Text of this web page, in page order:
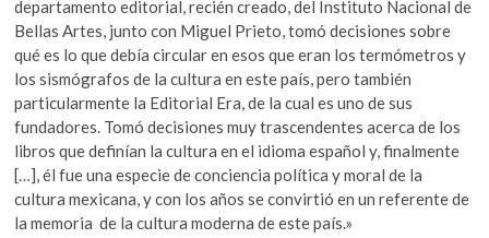
departamento editorial, recién creado, del Instituto Nacional de
Bellas Artes, junto con Miguel Prieto, tomó decisiones sobre
qué es lo que debía circular en esos que eran los termómetros y
los sismógrafos de la cultura en este país, pero también
particularmente la Editorial Era, de la cual es uno de sus
fundadores. Tomó decisiones muy trascendentes acerca de los
libros que definían la cultura en el idioma español y, finalmente
[…], él fue una especie de conciencia política y moral de la
cultura mexicana, y con los años se convirtió en un referente de
la memoria de la cultura moderna de este país.»